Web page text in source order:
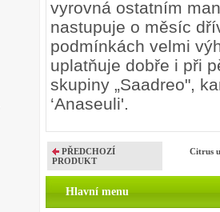
vyrovná ostatním
nastupuje o měsíc
podmínkách velmi
uplatňuje dobře i při
skupiny „Saadreo",
‘Anaseuli'.
PŘEDCHOZÍ
PRODUKT
Citrus
Hlavní menu